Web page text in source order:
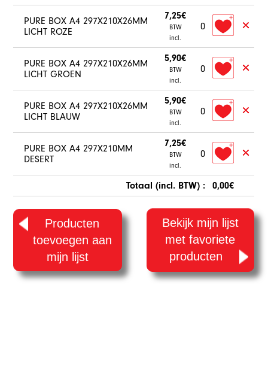
PURE BOX A4 297X210X26MM
LICHT ROZE
7,25€
BTW
incl.
0
PURE BOX A4 297X210X26MM
LICHT GROEN
5,90€
BTW
incl.
0
PURE BOX A4 297X210X26MM
LICHT BLAUW
5,90€
BTW
incl.
0
PURE BOX A4 297X210MM
DESERT
7,25€
BTW
incl.
0
Totaal (incl. BTW) : 0,00€
Producten
toevoegen aan
mijn lijst
Bekijk mijn lijst
met favoriete
producten